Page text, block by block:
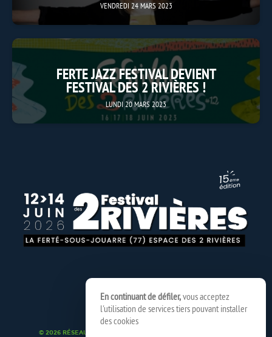
VENDREDI 24 MARS 2023
FERTE JAZZ FESTIVAL DEVIENT
FESTIVAL DES 2 RIVIÈRES !
LUNDI 20 MARS 2023
© 2026 RÉSEAU SPEDIDAM
En continuant de défiler,vous acceptez
l'utilisation de services tiers pouvant installer
des cookies